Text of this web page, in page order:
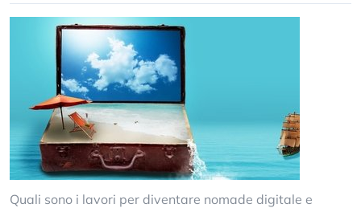
Quali sono i lavori per diventare nomade digitale e